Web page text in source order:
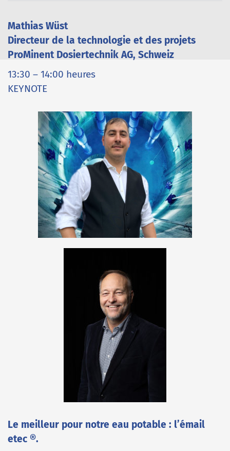
Mathias Wüst
Directeur de la technologie et des projets
ProMinent Dosiertechnik AG, Schweiz
13:30 – 14:00 heures
KEYNOTE
Le meilleur pour notre eau potable : l’émail
etec ®.